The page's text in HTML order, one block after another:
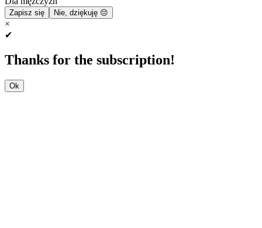
Zapisz się Nie, dziękuję 😔
×
✔
Thanks for the subscription!
Ok